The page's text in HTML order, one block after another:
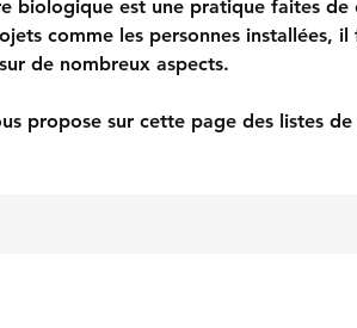
biologique est une pratique faites de
comme les personnes installées,
sur de nombreux aspects.
propose sur cette page des listes